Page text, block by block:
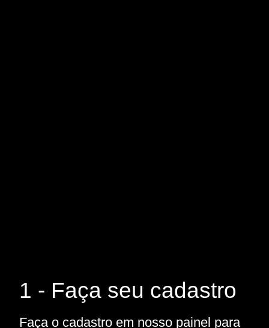
1 - Faça seu cadastro
Faça o cadastro em nosso painel para